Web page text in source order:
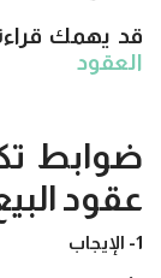
قد يهمك
العقود
ضوابط
عقود
1- الإيجاب